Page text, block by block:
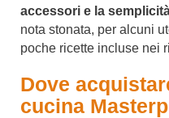
accessori e la
nota stonata, per alcuni
poche ricette incluse nei
Dove
cucina